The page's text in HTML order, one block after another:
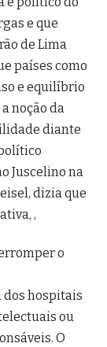
e que
de Lima
países como
e equilíbrio
noção da
diante
Juscelino na
dizia que
,
o
dos hospitais
ou
O